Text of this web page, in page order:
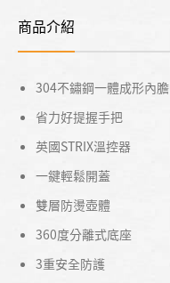
商品介紹
304不鏽鋼一體成形內膽
省力好提握手把
英國STRIX溫控器
一鍵輕鬆開蓋
雙層防燙壺體
360度分離式底座
3重安全防護